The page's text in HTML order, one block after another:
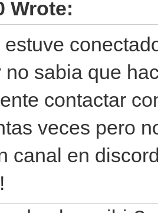
Wrote:
estuve
no sabia que
contactar
veces pero
canal en